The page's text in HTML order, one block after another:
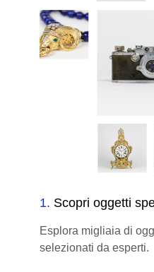
1. Scopri oggetti
Esplora migliaia di
selezionati da esperti.